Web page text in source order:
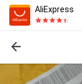
AliExpress